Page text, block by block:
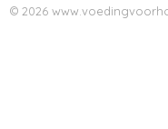
© 2026